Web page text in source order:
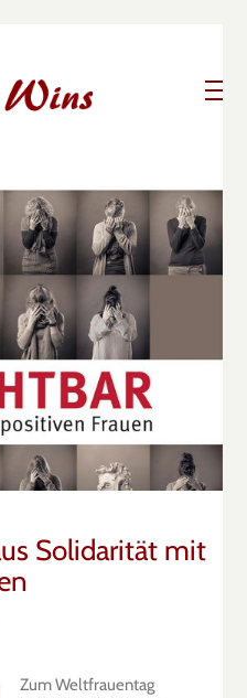
Solidarität mit
Zum Weltfrauentag